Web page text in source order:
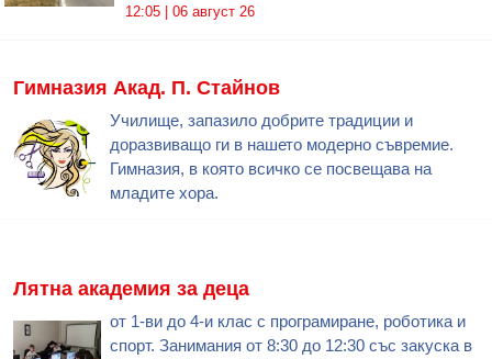
12:05 | 06 август 26
Гимназия Акад. П. Стайнов
Училище, запазило добрите традиции и
доразвиващо ги в нашето модерно съвремие.
Гимназия, в която всичко се посвещава на
младите хора.
Лятна академия за деца
от 1-ви до 4-и клас с програмиране, роботика и
спорт. Занимания от 8:30 до 12:30 със закуска в